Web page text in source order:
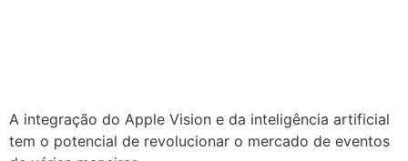
A integração do Apple Vision e da inteligência artificial
tem o potencial de revolucionar o mercado de eventos